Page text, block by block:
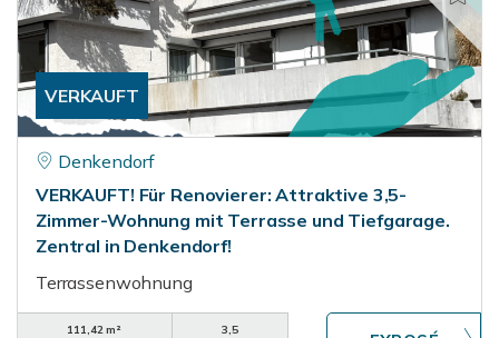
VERKAUFT
Denkendorf
VERKAUFT! Für Renovierer: Attraktive 3,5-
Zimmer-Wohnung mit Terrasse und Tiefgarage.
Zentral in Denkendorf!
Terrassenwohnung
111,42 m²
3,5